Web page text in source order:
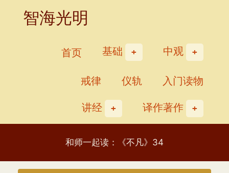
智海光明
首页 基础
中观
戒律
仪轨
入门读物
讲经
译作著作
和师一起读：《不凡》34